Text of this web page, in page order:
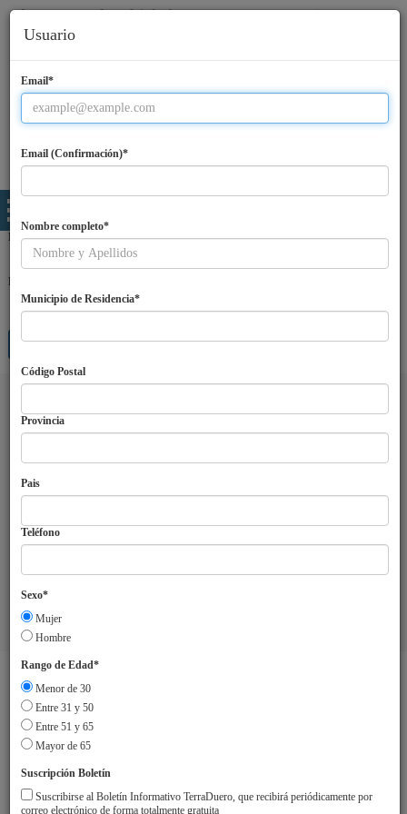
Usuario
Email*
Email (Confirmación)*
Nombre completo*
Municipio de Residencia*
Código Postal
Provincia
Pais
Teléfono
Sexo*
Mujer
Hombre
Rango de Edad*
Menor de 30
Entre 31 y 50
Entre 51 y 65
Mayor de 65
Suscripción Boletín
Suscribirse al Boletín Informativo TerraDuero, que recibirá periódicamente por
correo electrónico de forma totalmente gratuita
Email
Password
Entra ¿Olvidaste tu password? Regístrate
Idiomas
Aviso Legal